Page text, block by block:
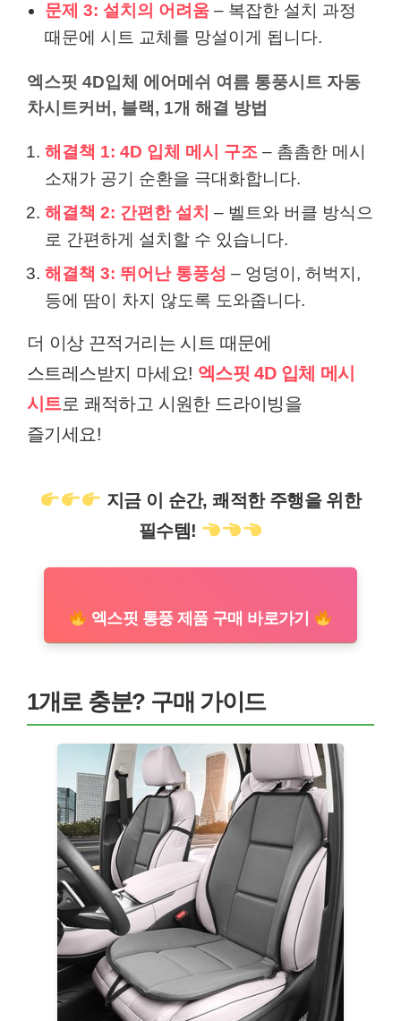
문제 3: 설치의 어려움 – 복잡한 설치 과정
때문에 시트 교체를 망설이게 됩니다.
엑스핏 4D입체 에어메쉬 여름 통풍시트 자동
차시트커버, 블랙, 1개 해결 방법
해결책 1: 4D 입체 메시 구조 – 촘촘한 메시
소재가 공기 순환을 극대화합니다.
해결책 2: 간편한 설치 – 벨트와 버클 방식으
로 간편하게 설치할 수 있습니다.
해결책 3: 뛰어난 통풍성 – 엉덩이, 허벅지,
등에 땀이 차지 않도록 도와줍니다.
더 이상 끈적거리는 시트 때문에
스트레스받지 마세요! 엑스핏 4D 입체 메시
시트로 쾌적하고 시원한 드라이빙을
즐기세요!
지금 이 순간, 쾌적한 주행을 위한
필수템!
엑스핏 통풍 제품 구매 바로가기
1개로 충분? 구매 가이드